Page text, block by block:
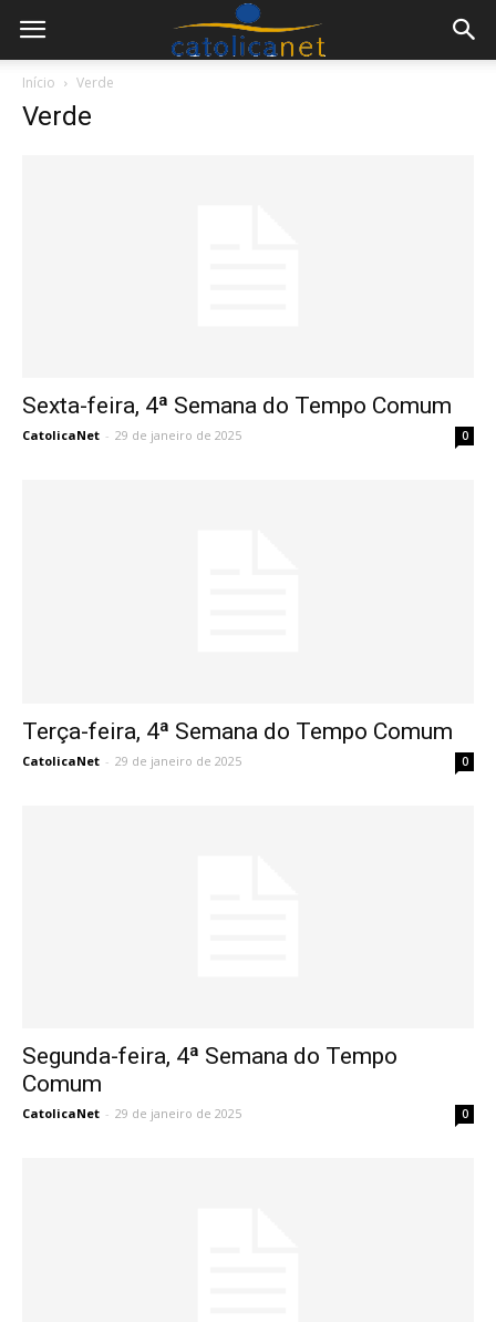
Início Verde
Verde
Sexta-feira, 4ª Semana do Tempo Comum
CatolicaNet - 29 de janeiro de 2025 0
Terça-feira, 4ª Semana do Tempo Comum
CatolicaNet - 29 de janeiro de 2025 0
Segunda-feira, 4ª Semana do Tempo
Comum
CatolicaNet - 29 de janeiro de 2025 0